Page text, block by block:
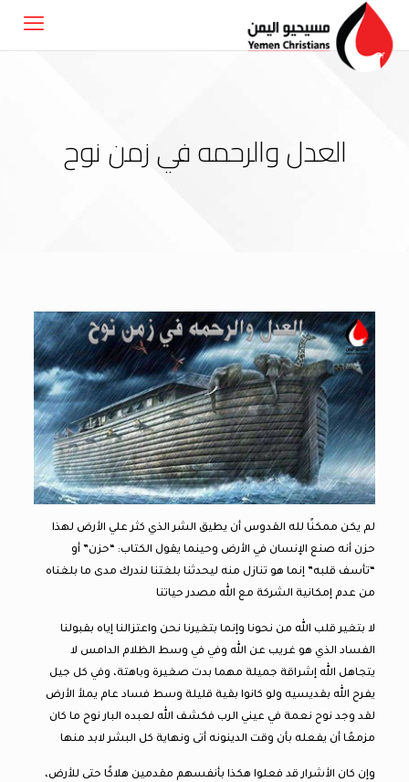
العدل والرحمه في زمن نوح
لم يكن ممكنًا لله القدوس أن يطيق الشر الذي كثر علي الأرض لهذا
حزن أنه صنع الإنسان في الأرض وحينما يقول الكتاب: “حزن” أو
“تأسف قلبه” إنما هو تنازل منه ليحدثنا بلغتنا لندرك مدى ما بلغناه
من عدم إمكانية الشركة مع الله مصدر حياتنا
لا بتغير قلب الله من نحونا وإنما بتغيرنا نحن واعتزالنا إياه بقبولنا
الفساد الذي هو غريب عن الله وفي في وسط الظلام الدامس لا
يتجاهل الله إشراقة جميلة مهما بدت صغيرة وباهتة، وفي كل جيل
يفرح الله بقديسيه ولو كانوا بقية قليلة وسط فساد عام يملأ الأرض
لقد وجد نوح نعمة في عيني الرب فكشف الله لعبده البار نوح ما كان
مزمعًا أن يفعله بأن وقت الدينونه أتى ونهاية كل البشر لابد منها
وإن كان الأشرار قد فعلوا هكذا بأنفسهم مقدمين هلاكًا حتى للأرض،